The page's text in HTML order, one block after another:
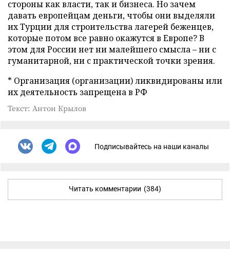
стороны как власти, так и бизнеса. Но зачем
давать европейцам деньги, чтобы они выделяли
их Турции для строительства лагерей беженцев,
которые потом все равно окажутся в Европе? В
этом для России нет ни малейшего смысла – ни с
гуманитарной, ни с практической точки зрения.
* Организация (организации) ликвидированы или
их деятельность запрещена в РФ
Текст: Антон Крылов
Подписывайтесь на наши каналы
Читать комментарии (384)